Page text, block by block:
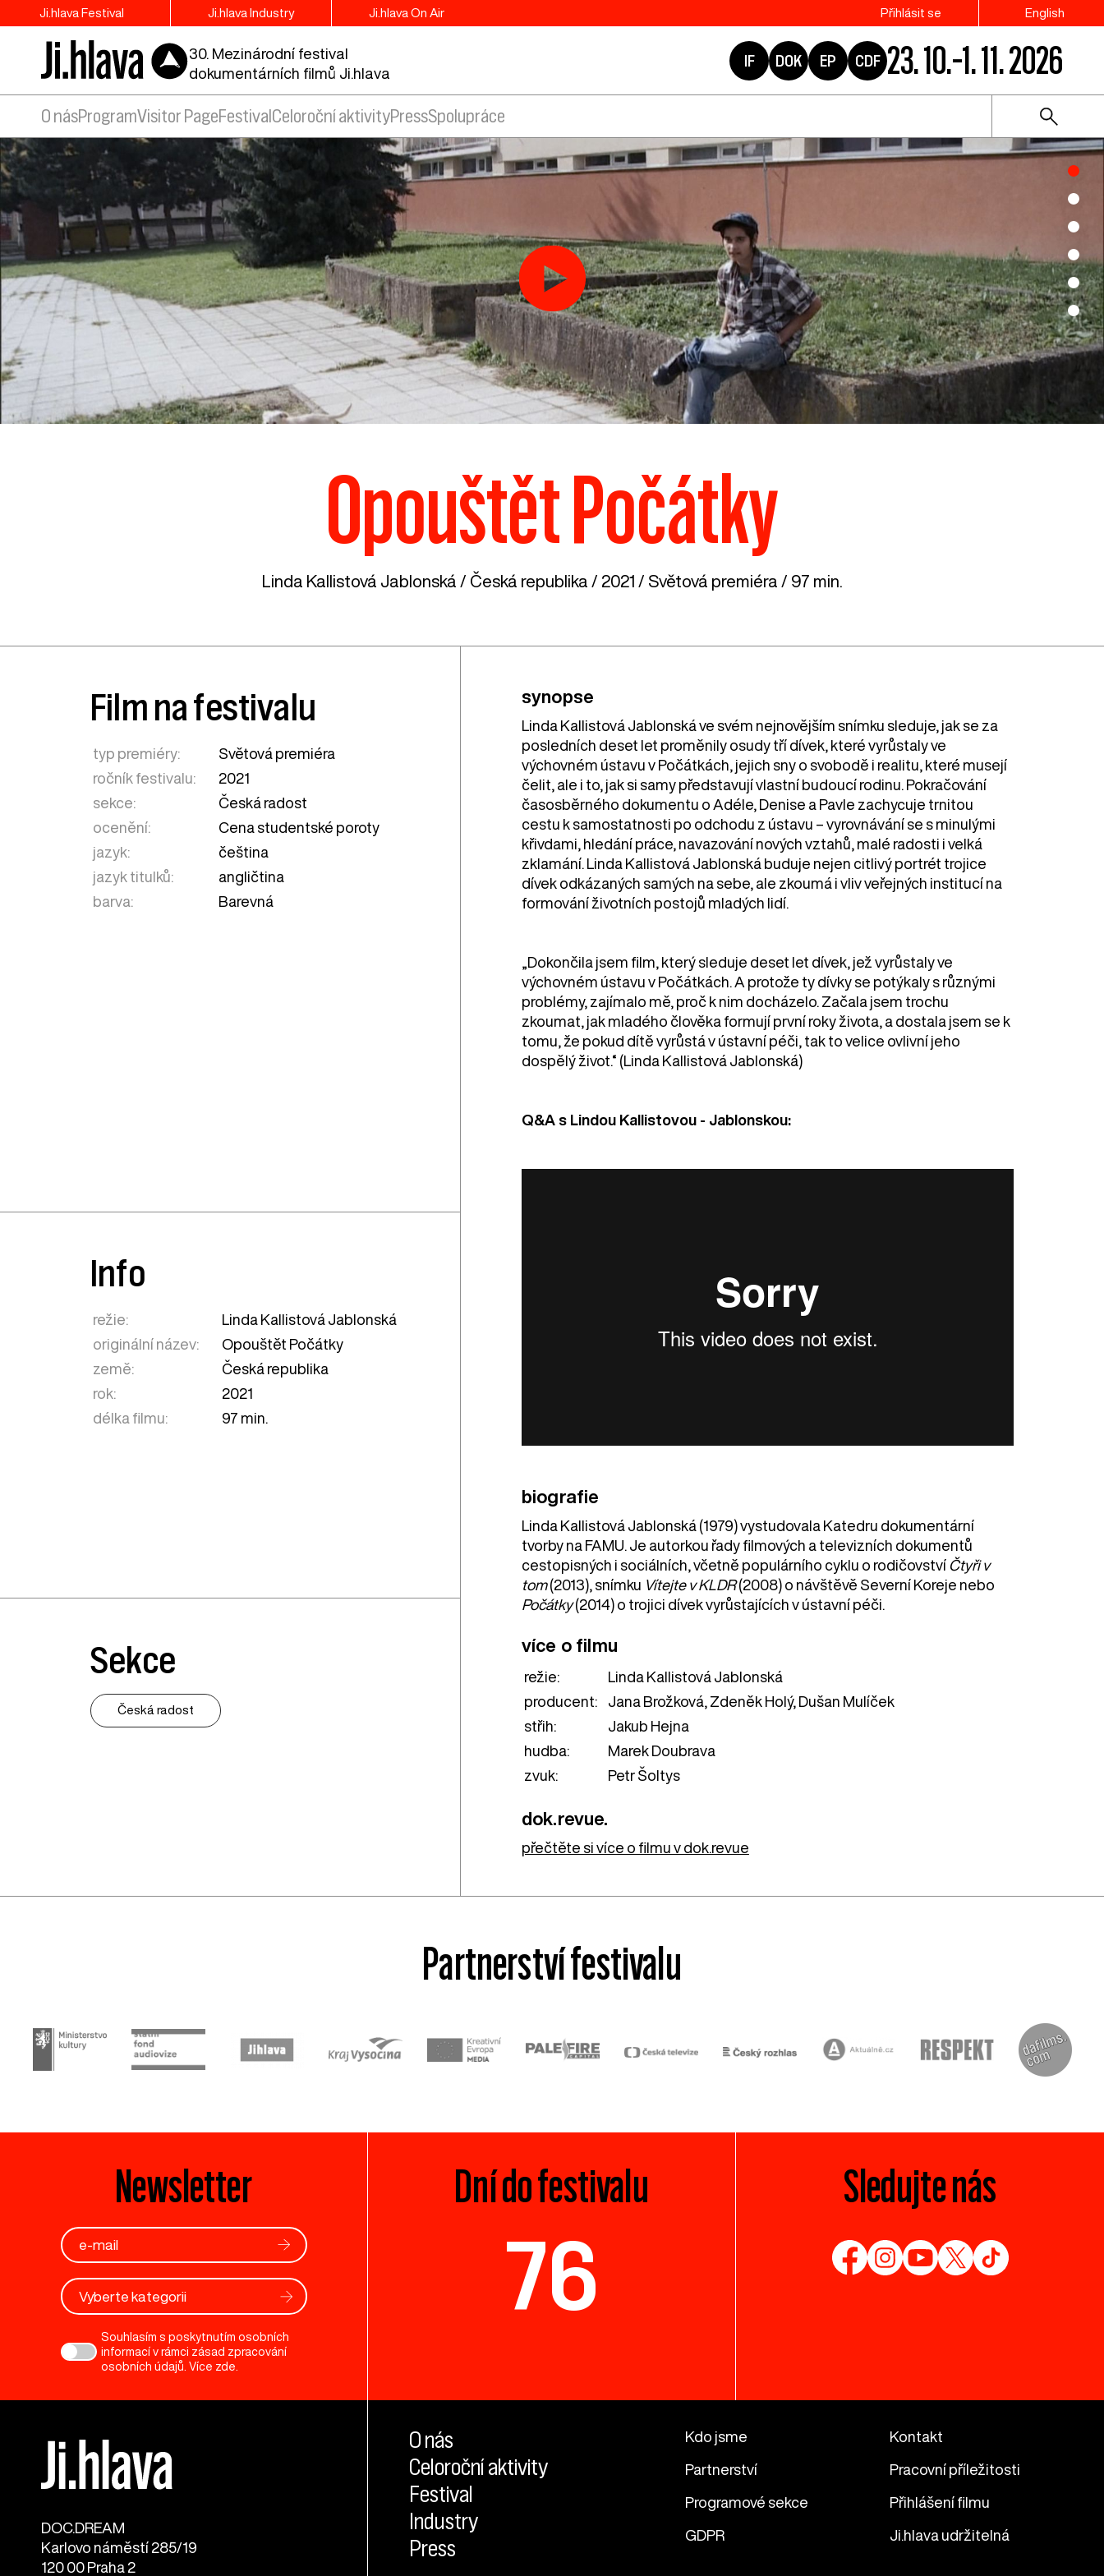
Ji.hlava Festival Ji.hlava Industry Ji.hlava On Air Přihlásit se English
30. Mezinárodní festival
dokumentárních filmů Ji.hlava
IF DOK EP CDF 23. 10.–1. 11. 2026
O násProgramVisitor PageFestival Celoroční aktivityPressSpolupráce
Opouštět Počátky
Linda Kallistová Jablonská / Česká republika / 2021 / Světová premiéra / 97 min.
synopse
Linda Kallistová Jablonská ve svém nejnovějším snímku sleduje, jak se za
posledních deset let proměnily osudy tří dívek, které vyrůstaly ve
výchovném ústavu v Počátkách, jejich sny o svobodě i realitu, které musejí
čelit, ale i to, jak si samy představují vlastní budoucí rodinu. Pokračování
časosběrného dokumentu o Adéle, Denise a Pavle zachycuje trnitou
cestu k samostatnosti po odchodu z ústavu – vyrovnávání se s minulými
křivdami, hledání práce, navazování nových vztahů, malé radosti i velká
zklamání. Linda Kallistová Jablonská buduje nejen citlivý portrét trojice
dívek odkázaných samých na sebe, ale zkoumá i vliv veřejných institucí na
formování životních postojů mladých lidí.
„Dokončila jsem film, který sleduje deset let dívek, jež vyrůstaly ve
výchovném ústavu v Počátkách. A protože ty dívky se potýkaly s různými
problémy, zajímalo mě, proč k nim docházelo. Začala jsem trochu
zkoumat, jak mladého člověka formují první roky života, a dostala jsem se k
tomu, že pokud dítě vyrůstá v ústavní péči, tak to velice ovlivní jeho
dospělý život.“ (Linda Kallistová Jablonská)
Q&A s Lindou Kallistovou - Jablonskou:
biografie
Linda Kallistová Jablonská (1979) vystudovala Katedru dokumentární
tvorby na FAMU. Je autorkou řady filmových a televizních dokumentů
cestopisných i sociálních, včetně populárního cyklu o rodičovství Čtyři v
tom(2013), snímku Vítejte v KLDR(2008) o návštěvě Severní Koreje nebo
Počátky(2014) o trojici dívek vyrůstajících v ústavní péči.
více o filmu
režie:
Linda Kallistová Jablonská
producent:
Jana Brožková, Zdeněk Holý, Dušan Mulíček
střih:
Jakub Hejna
hudba:
Marek Doubrava
zvuk:
Petr Šoltys
dok.revue.
přečtěte si více o filmu v dok.revue
Film na festivalu
typ premiéry:
Světová premiéra
ročník festivalu:
2021
sekce:
Česká radost
ocenění:
Cena studentské poroty
jazyk:
čeština
jazyk titulků:
angličtina
barva:
Barevná
Info
režie:
Linda Kallistová Jablonská
originální název:
Opouštět Počátky
země:
Česká republika
rok:
2021
délka filmu:
97 min.
Sekce
Česká radost
Partnerství festivalu
Newsletter
Vyberte kategorii
Souhlasím s poskytnutím osobních
informací v rámci zásad zpracování
osobních údajů. Více zde
Dní do festivalu
76
Sledujte nás
DOC.DREAM​
Karlovo náměstí 285/19
120 00 Praha 2
O nás
Celoroční aktivity
Festival
Industry
Press
Kdo jsme Kontakt
Partnerství Pracovní příležitosti
Programové sekce Přihlášení filmu
GDPR Ji.hlava udržitelná